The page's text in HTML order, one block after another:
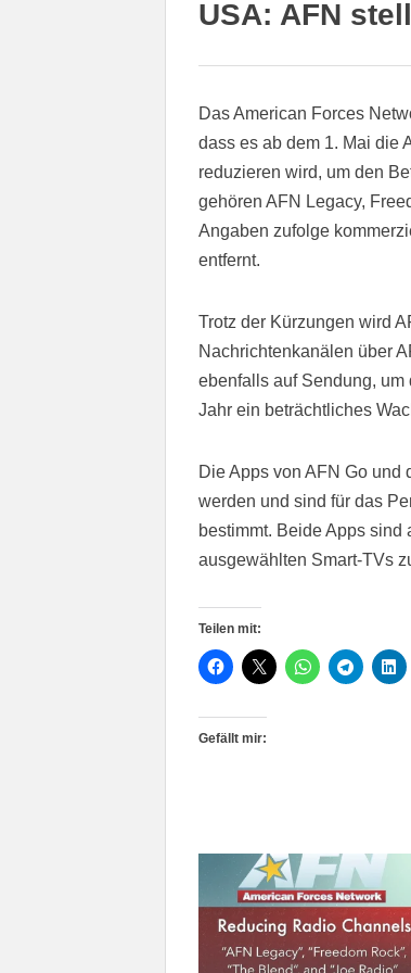
USA: AFN
Das American Forces
dass es ab dem 1. Mai die
reduzieren wird, um den
gehören AFN Legacy,
Angaben zufolge
entfernt.
Trotz der Kürzungen wird
Nachrichtenkanälen über
ebenfalls auf Sendung,
Jahr ein beträchtliches
Die Apps von AFN Go
werden und sind für das
bestimmt. Beide Apps sind
ausgewählten Smart-TVs
Teilen mit:
Gefällt mir: